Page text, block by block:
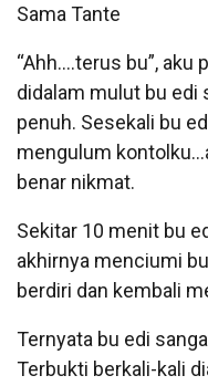
Sama Tante
“Ahh….terus bu”,
didalam mulut bu edi
penuh. Sesekali bu
mengulum
benar nikmat.
Sekitar 10 menit bu
akhirnya menciumi
berdiri dan kembali
Ternyata bu edi
Terbukti berkali-kali